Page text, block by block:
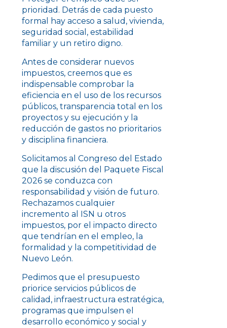
prioridad. Detrás de cada puesto
formal hay acceso a salud, vivienda,
seguridad social, estabilidad
familiar y un retiro digno.
Antes de considerar nuevos
impuestos, creemos que es
indispensable comprobar la
eficiencia en el uso de los recursos
públicos, transparencia total en los
proyectos y su ejecución y la
reducción de gastos no prioritarios
y disciplina financiera.
Solicitamos al Congreso del Estado
que la discusión del Paquete Fiscal
2026 se conduzca con
responsabilidad y visión de futuro.
Rechazamos cualquier
incremento al ISN u otros
impuestos, por el impacto directo
que tendrían en el empleo, la
formalidad y la competitividad de
Nuevo León.
Pedimos que el presupuesto
priorice servicios públicos de
calidad, infraestructura estratégica,
programas que impulsen el
desarrollo económico y social y